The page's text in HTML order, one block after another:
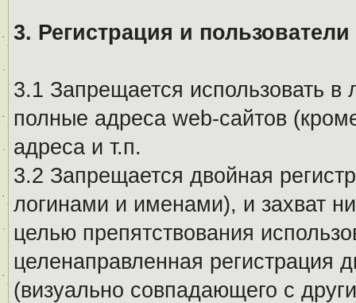
3. Регистрация и пользователи
3.1 Запрещается использовать
полные адреса web-сайтов
адреса и т.п.
3.2 Запрещается двойная
логинами и именами), и захват
целью препятствования
целенаправленная регистрация
(визуально совпадающего с